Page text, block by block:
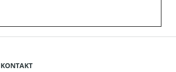
KONTAKT